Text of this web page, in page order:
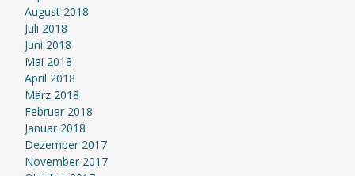
August 2018
Juli 2018
Juni 2018
Mai 2018
April 2018
März 2018
Februar 2018
Januar 2018
Dezember 2017
November 2017